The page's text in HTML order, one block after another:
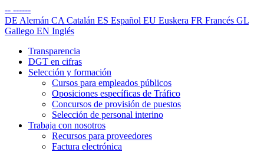
-- ------
DE Alemán CA Catalán ES Español EU Euskera FR Francés GL
Gallego EN Inglés
Transparencia
DGT en cifras
Selección y formación
Cursos para empleados públicos
Oposiciones específicas de Tráfico
Concursos de provisión de puestos
Selección de personal interino
Trabaja con nosotros
Recursos para proveedores
Factura electrónica